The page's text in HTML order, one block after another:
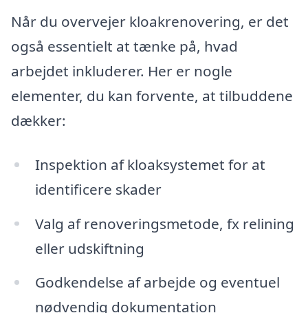
Når du overvejer kloakrenovering, er det
også essentielt at tænke på, hvad
arbejdet inkluderer. Her er nogle
elementer, du kan forvente, at tilbuddene
dækker:
Inspektion af kloaksystemet for at
identificere skader
Valg af renoveringsmetode, fx relining
eller udskiftning
Godkendelse af arbejde og eventuel
nødvendig dokumentation